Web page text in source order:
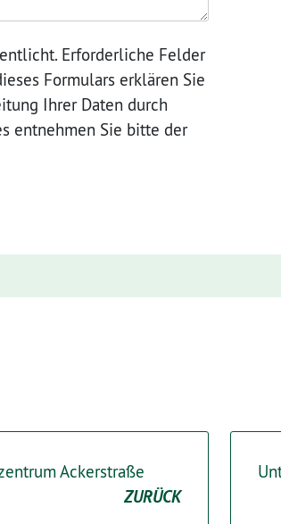
Erforderliche Felder
Formulars erklären Sie
Ihrer Daten durch
entnehmen Sie bitte der
Ackerstraße
ZURÜCK